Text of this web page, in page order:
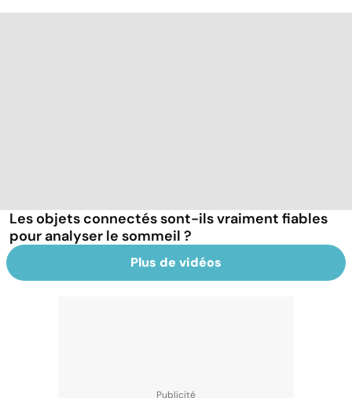
Les objets connectés sont-ils vraiment fiables
pour analyser le sommeil ?
Plus de vidéos